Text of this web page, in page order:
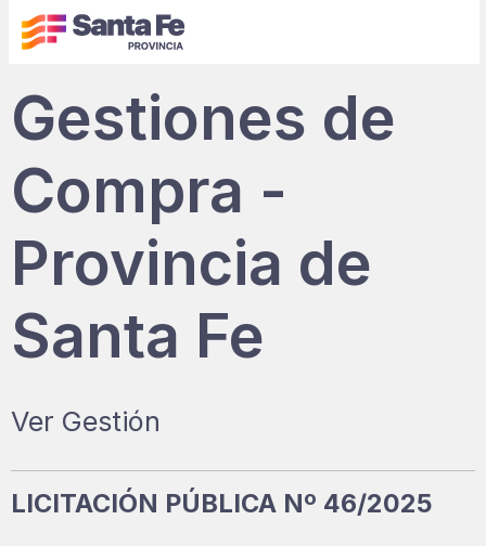
Gestiones de
Compra -
Provincia de
Santa Fe
Ver Gestión
LICITACIÓN PÚBLICA Nº 46/2025